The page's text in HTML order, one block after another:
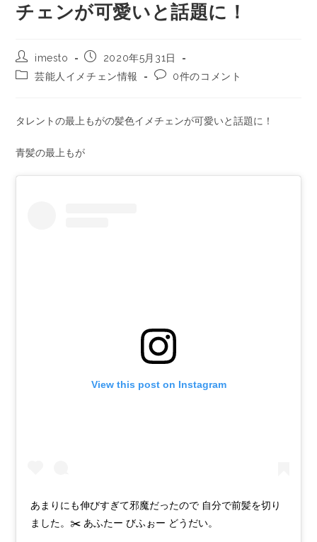
チェンが可愛いと話題に！
imesto
2020年5月31日
芸能人イメチェン情報
0件のコメント
タレントの最上もがの髪色イメチェンが可愛いと話題に！
青髪の最上もが
View this post on Instagram
あまりにも伸びすぎて邪魔だったので 自分で前髪を切り
ました。✂️ あふたー びふぉー どうだい。